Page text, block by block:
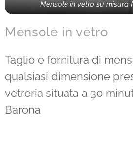
Mensole in vetro su misura
Mensole in vetro
Taglio e fornitura di
qualsiasi dimensione
vetreria situata a 30
Barona